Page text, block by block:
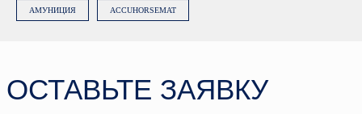
АМУНИЦИЯ ACCUHORSEMAT